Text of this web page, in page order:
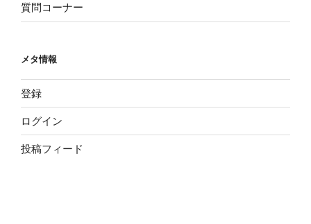
質問コーナー
メタ情報
登録
ログイン
投稿フィード